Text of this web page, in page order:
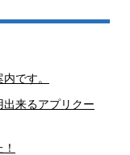
です。
出来るアプリクー